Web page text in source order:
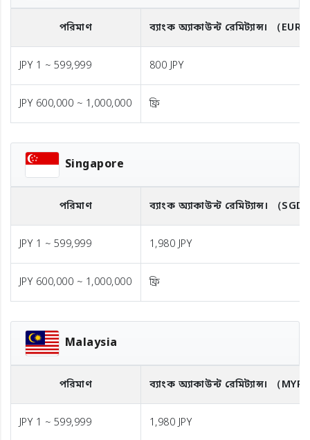
পরিমাণ ব্যাংক অ্যাকাউন্ট রেমিট্যান্স। （EUR
JPY 1 ~ 599,999 800 JPY
JPY 600,000 ~ 1,000,000 ফ্রি
Singapore
পরিমাণ ব্যাংক অ্যাকাউন্ট রেমিট্যান্স। （
JPY 1 ~ 599,999 1,980 JPY
JPY 600,000 ~ 1,000,000 ফ্রি
Malaysia
পরিমাণ ব্যাংক অ্যাকাউন্ট রেমিট্যান্স। （MYR
JPY 1 ~ 599,999 1,980 JPY